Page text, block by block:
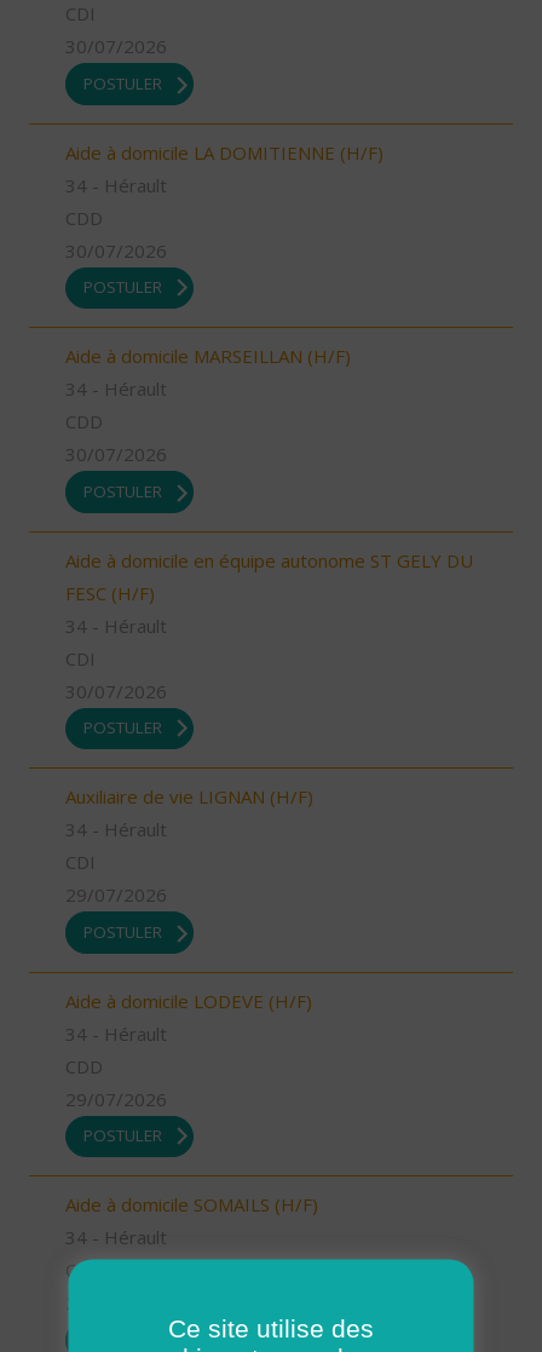
CDI
30/07/2026
POSTULER
Aide à domicile LA DOMITIENNE (H/F)
34 - Hérault
CDD
30/07/2026
POSTULER
Aide à domicile MARSEILLAN (H/F)
34 - Hérault
CDD
30/07/2026
POSTULER
Aide à domicile en équipe autonome ST GELY DU
FESC (H/F)
34 - Hérault
CDI
30/07/2026
POSTULER
Auxiliaire de vie LIGNAN (H/F)
34 - Hérault
CDI
29/07/2026
POSTULER
Aide à domicile LODEVE (H/F)
34 - Hérault
CDD
29/07/2026
POSTULER
Aide à domicile SOMAILS (H/F)
34 - Hérault
CDI
Ce site utilise des